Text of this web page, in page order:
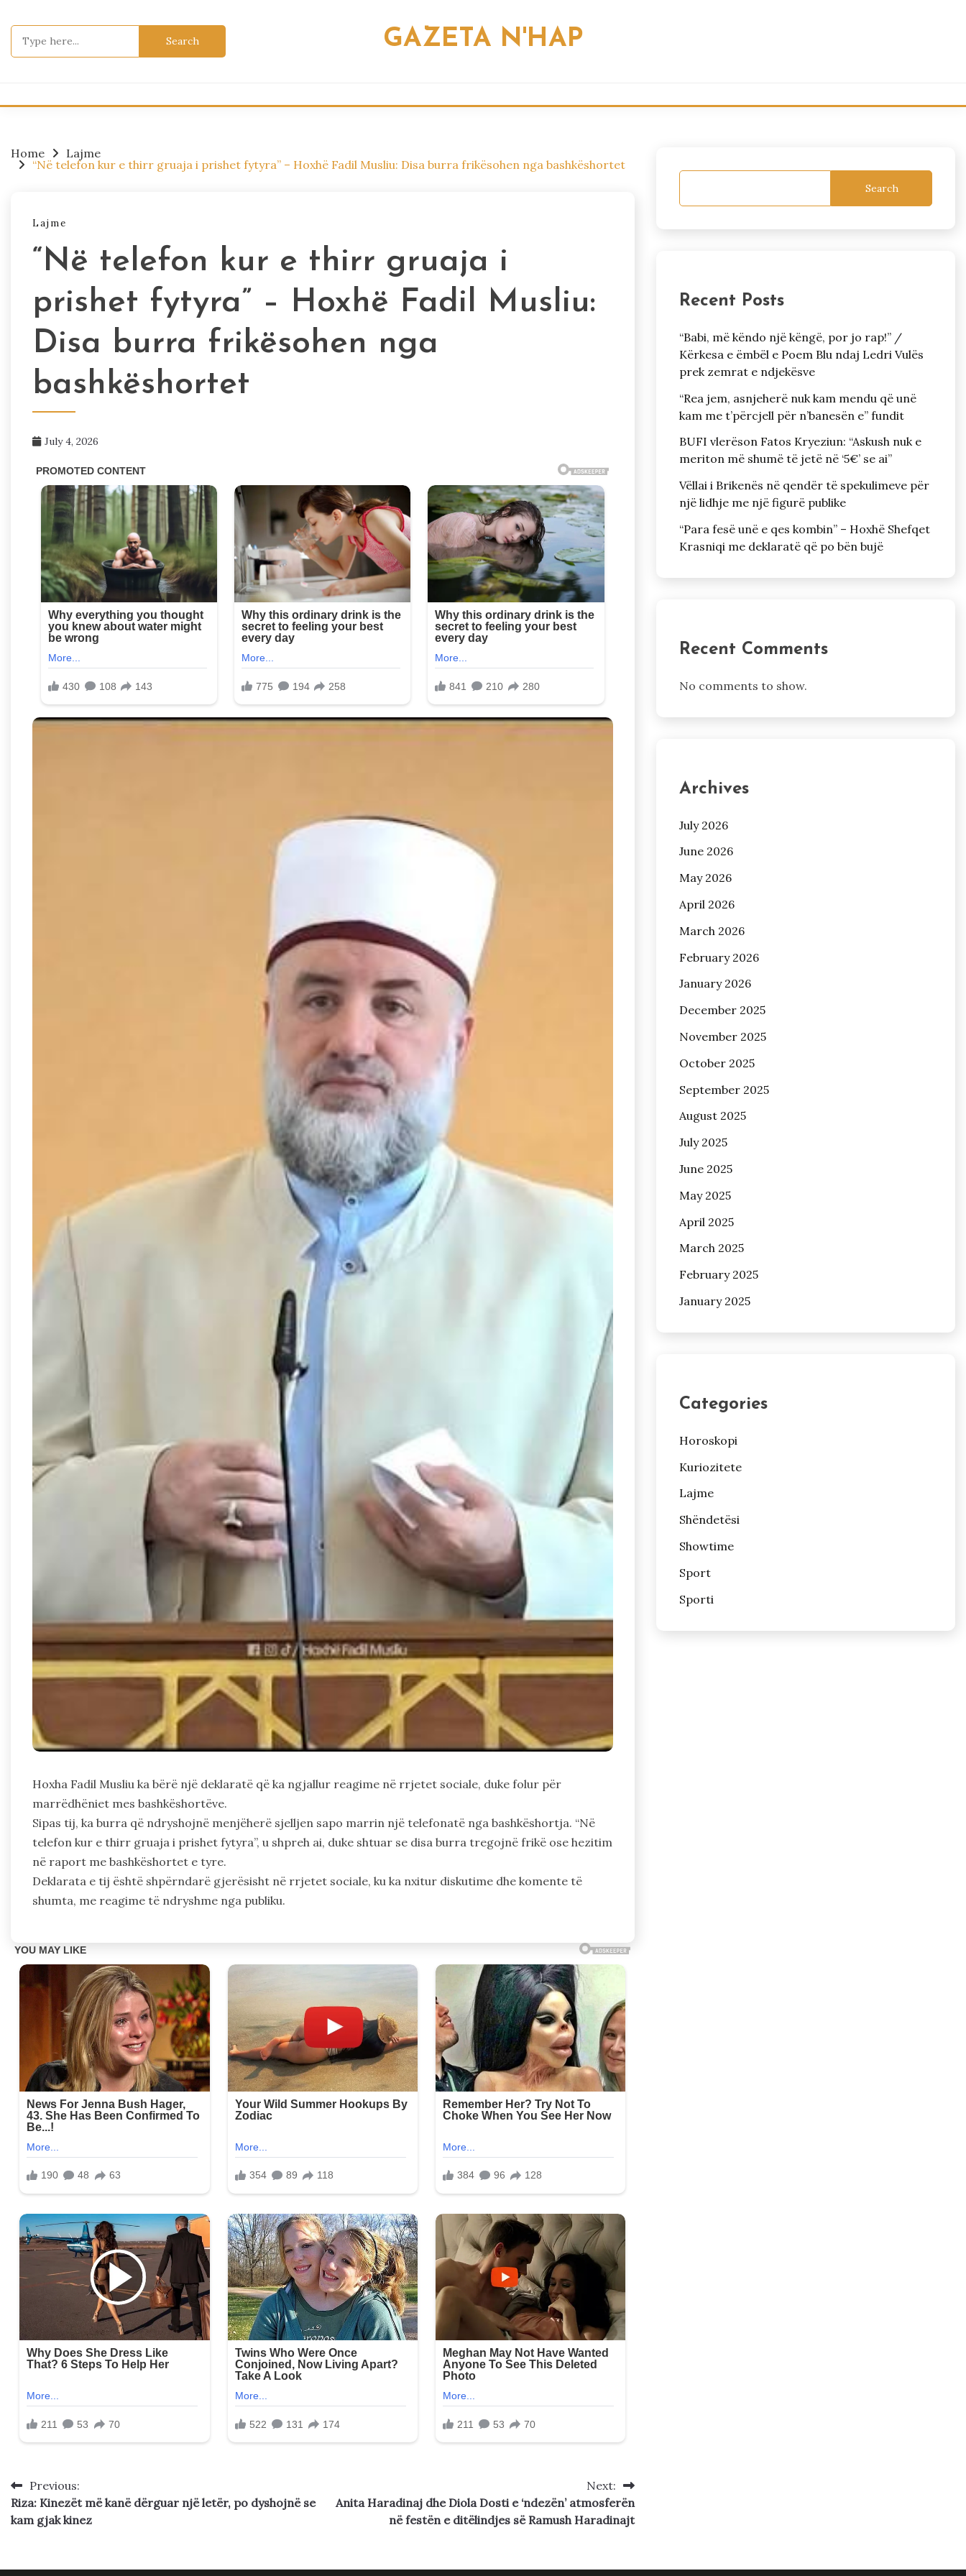
to
content
GAZETA N'HAP
Home
Lajme
“Në telefon kur e thirr gruaja i prishet fytyra” – Hoxhë Fadil Musliu: Disa burra frikësohen nga bashkëshortet
Lajme
“Në telefon kur e thirr gruaja i
prishet fytyra” – Hoxhë Fadil Musliu:
Disa burra frikësohen nga
bashkëshortet
July 4, 2026
Hoxha Fadil Musliu ka bërë një deklaratë që ka ngjallur reagime në rrjetet sociale, duke folur për
marrëdhëniet mes bashkëshortëve.
Sipas tij, ka burra që ndryshojnë menjëherë sjelljen sapo marrin një telefonatë nga bashkëshortja. “Në
telefon kur e thirr gruaja i prishet fytyra”, u shpreh ai, duke shtuar se disa burra tregojnë frikë ose hezitim
në raport me bashkëshortet e tyre.
Deklarata e tij është shpërndarë gjerësisht në rrjetet sociale, ku ka nxitur diskutime dhe komente të
shumta, me reagime të ndryshme nga publiku.
Post
navigation
Previous:
Riza: Kinezët më kanë dërguar një letër, po dyshojnë se
kam gjak kinez
Next:
Anita Haradinaj dhe Diola Dosti e ‘ndezën’ atmosferën
në festën e ditëlindjes së Ramush Haradinajt
Search
Recent Posts
“Babi, më këndo një këngë, por jo rap!” /
Kërkesa e ëmbël e Poem Blu ndaj Ledri Vulës
prek zemrat e ndjekësve
“Rea jem, asnjeherë nuk kam mendu që unë
kam me t’përcjell për n’banesën e” fundit
BUFI vlerëson Fatos Kryeziun: “Askush nuk e
meriton më shumë të jetë në ‘5€’ se ai”
Vëllai i Brikenës në qendër të spekulimeve për
një lidhje me një figurë publike
“Para fesë unë e qes kombin” – Hoxhë Shefqet
Krasniqi me deklaratë që po bën bujë
Recent Comments
No comments to show.
Archives
July 2026
June 2026
May 2026
April 2026
March 2026
February 2026
January 2026
December 2025
November 2025
October 2025
September 2025
August 2025
July 2025
June 2025
May 2025
April 2025
March 2025
February 2025
January 2025
Categories
Horoskopi
Kuriozitete
Lajme
Shëndetësi
Showtime
Sport
Sporti